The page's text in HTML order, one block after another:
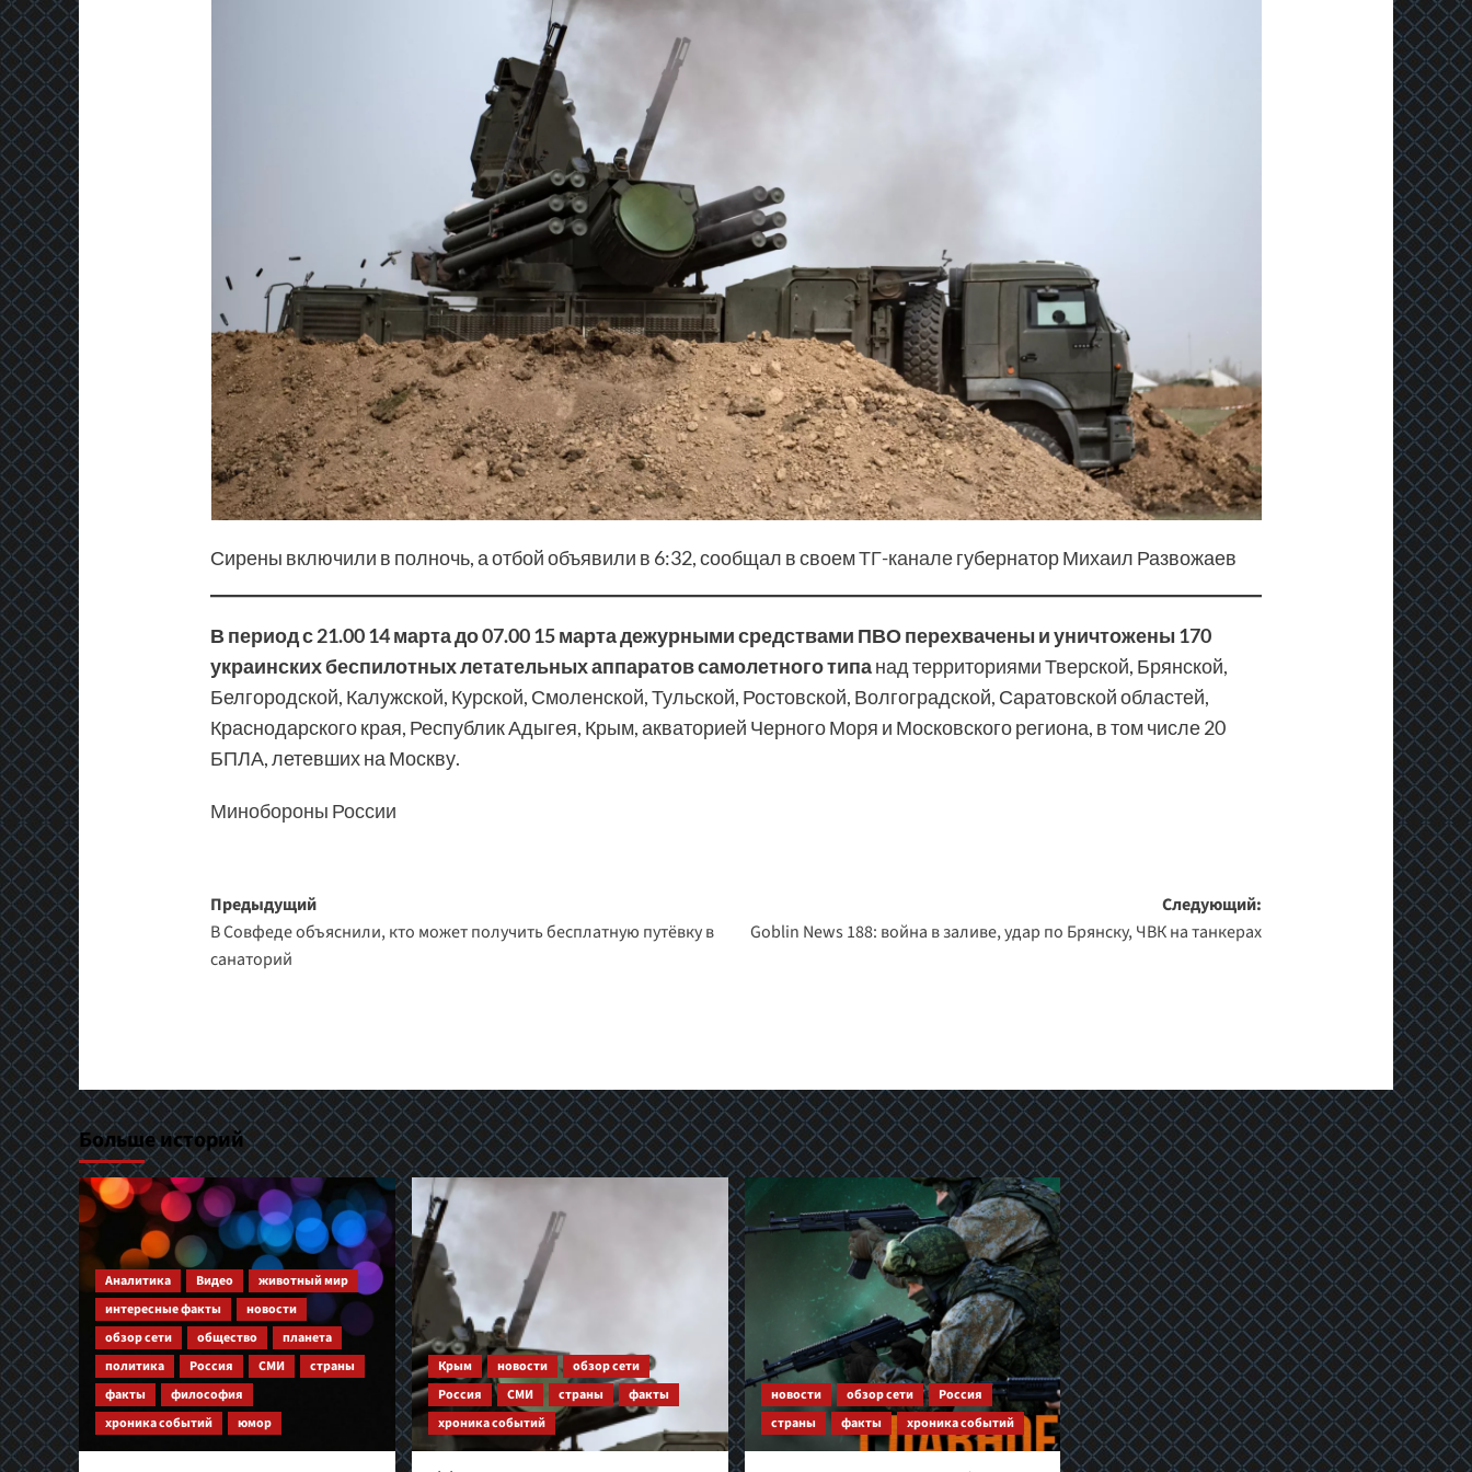
Сирены включили в полночь, а отбой объявили в 6:32, сообщал в своемТГ-каналегубернатор Михаил Развожаев
В период с 21.00 14 марта до 07.00 15 марта дежурными средствами ПВО перехвачены и уничтожены 170
украинских беспилотных летательных аппаратов самолетного типанад территориями Тверской, Брянской,
Белгородской, Калужской, Курской, Смоленской, Тульской, Ростовской, Волгоградской, Саратовской областей,
Краснодарского края, Республик Адыгея, Крым, акваторией Черного Моря и Московского региона, в том числе 20
БПЛА, летевших на Москву.
Минобороны России
Навигация
записи
Предыдущий
В Совфеде объяснили, кто может получить бесплатную путёвку в
санаторий
Следующий:
Goblin News 188: война в заливе, удар по Брянску, ЧВК на танкерах
Больше историй
Аналитика Видео
животный мир
интересные факты
новости
обзор сети
общество
планета
политика
Россия СМИ
страны
факты
философия
хроника событий
юмор
Крым новости
обзор сети
Россия
СМИ страны
факты
хроника событий
новости обзор сети
Россия
страны
факты хроника событий